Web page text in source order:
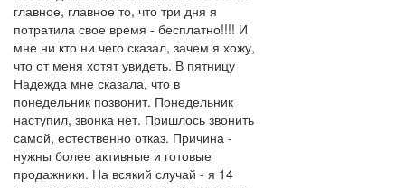
главное, главное то, что три дня я
потратила свое время - бесплатно!!!! И
мне ни кто ни чего сказал, зачем я хожу,
что от меня хотят увидеть. В пятницу
Надежда мне сказала, что в
понедельник позвонит. Понедельник
наступил, звонка нет. Пришлось звонить
самой, естественно отказ. Причина -
нужны более активные и готовые
продажники. На всякий случай - я 14